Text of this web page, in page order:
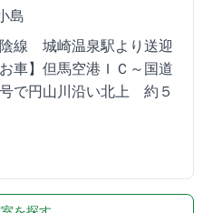
8
陰線 城崎温泉駅より送迎
車】但馬空港ＩＣ～国道
で円山川沿い北上 約５